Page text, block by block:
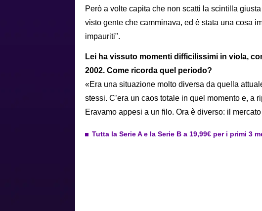
Però a volte capita che non scatti la scintilla
visto gente che camminava, ed è stata una cosa
impauriti".
Lei ha vissuto momenti difficilissimi in viola,
2002. Come ricorda quel periodo?
«Era una situazione molto diversa da quella
stessi. C’era un caos totale in quel momento e, a
Eravamo appesi a un filo. Ora è diverso: il
Tutta la Serie A e la Serie B a 19,99€ per i primi 3